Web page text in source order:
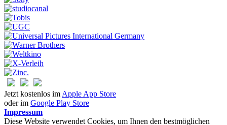
Jetzt kostenlos im Apple App Store
oder im Google Play Store
Impressum
Diese Website verwendet Cookies, um Ihnen den bestmöglichen